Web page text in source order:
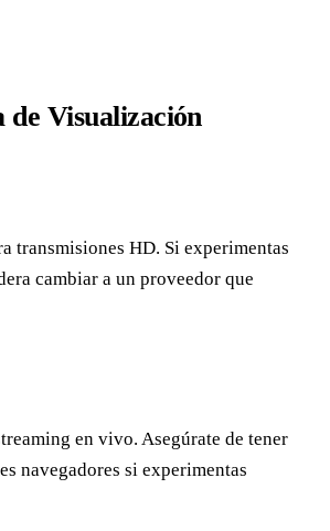
Visualización
transmisiones HD. Si experimentas
cambiar a un proveedor que
en vivo. Asegúrate de tener
navegadores si experimentas